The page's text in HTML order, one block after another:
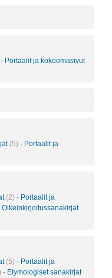
· Portaalit ja kokoomasivut
(5) · Portaalit ja
(2) · Portaalit ja
Oikeinkirjoitussanakirjat
(5) · Portaalit ja
· Etymologiset sanakirjat